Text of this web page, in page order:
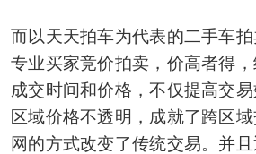
而以天天拍车为代表的二手车
专业买家竞价拍卖，价高者得
成交时间和价格，不仅提高交
区域价格不透明，成就了跨区
网的方式改变了传统交易。并